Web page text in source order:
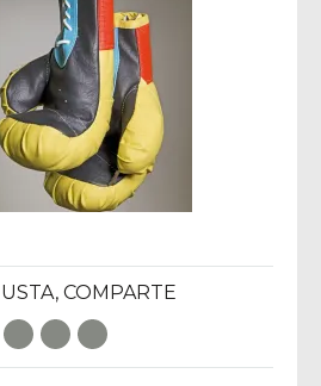
COMPARTE
Facebook
TwitterE-Mail